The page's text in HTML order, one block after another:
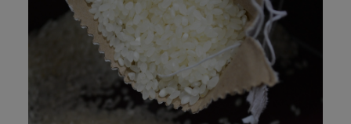
RECHERCHE